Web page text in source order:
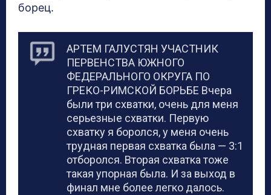
борец.
АРТЕМ ГАЛУСТЯН УЧАСТНИК
ПЕРВЕНСТВА ЮЖНОГО
ФЕДЕРАЛЬНОГО ОКРУГА ПО
ГРЕКО-РИМСКОЙ БОРЬБЕ Вчера
были три схватки, очень для меня
серьезные схватки. Первую
схватку я боролся, у меня очень
трудная первая схватка была — 3:1
отборолся. Вторая схватка тоже
такая упорная была. И за выход в
финал мне более легко далось.